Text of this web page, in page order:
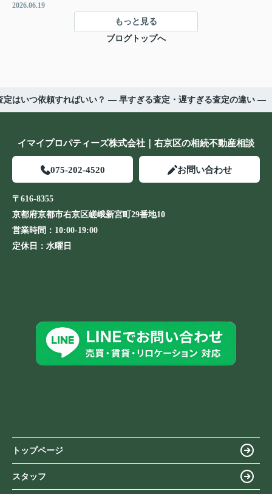
2026.06.19
もっと見る
ブログトップへ
定はいつ依頼すればいい？ ― 早すぎる査定・遅すぎる査定の違い ―
イマイプロパティーズ株式会社｜右京区の相続不動産相談
075-202-4520 お問い合わせ
〒616-8355
京都府京都市右京区嵯峨新宮町29番地10
営業時間： 10:00-19:00
定休日： 水曜日
トップページ
スタッフ